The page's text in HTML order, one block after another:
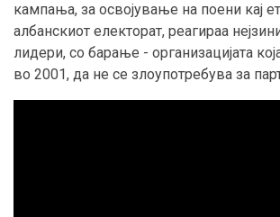
кампања, за освојување на поени кај
албанскиот електорат, реагираа
лидери, со барање - организацијата
во 2001, да не се злоупотребува за